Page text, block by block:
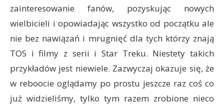
zainteresowanie fanów, pozyskując nowych
wielbicieli i opowiadając wszystko od początku ale
nie bez nawiązań i mrugnięć dla tych którzy znają
TOS i filmy z serii i Star Treku. Niestety takich
przykładów jest niewiele. Zazwyczaj okazuje się, że
w reboocie oglądamy po prostu jeszcze raz coś co
już widzieliśmy, tylko tym razem zrobione nieco